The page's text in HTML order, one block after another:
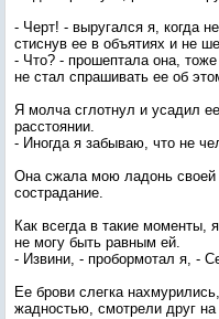
- Черт! - выругался я, когда
стиснув ее в объятиях и не
- Что? - прошептала она,
не стал спрашивать ее об
Я молча сглотнул и усадил
расстоянии.
- Иногда я забываю, что не
Она сжала мою ладонь своей
сострадание.
Как всегда в такие моменты,
не могу быть равным ей.
- Извини, - пробормотал я, -
Ее брови слегка
жадностью, смотрели друг на